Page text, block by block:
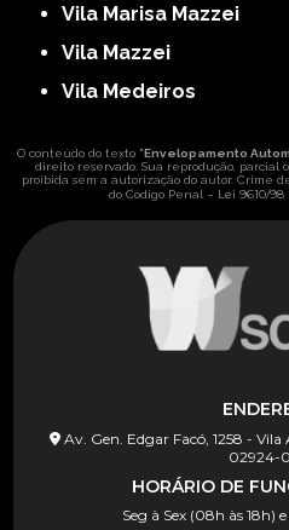
Vila Marisa Mazzei
Vila Mazzei
Vila Medeiros
O conteúdo do texto "Envelopamento
direito reservado. Sua reprodução, parcial
proibida sem a autorização do autor. Crime
do Código Penal – Lei 9610/
Av. Gen. Edgar Facó, 1258 - Vila
02924-
HORÁRIO DE
Seg à Sex (08h às 18h)